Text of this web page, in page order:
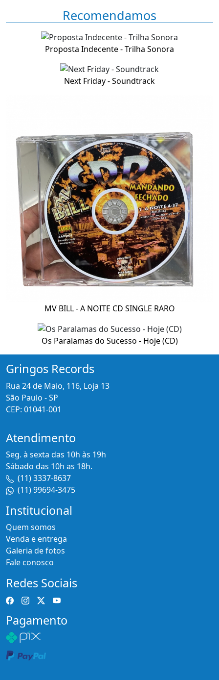
Recomendamos
Proposta Indecente - Trilha Sonora
Next Friday - Soundtrack
MV BILL - A NOITE CD SINGLE RARO
Os Paralamas do Sucesso - Hoje (CD)
Gringos Records
Rua 24 de Maio, 116, Loja 13
São Paulo - SP
CEP: 01041-001
Atendimento
Seg. à sexta das 10h às 19h
Sábado das 10h as 18h.
(11) 3337-8637
(11) 99694-3475
Institucional
Quem somos
Venda e entrega
Galeria de fotos
Fale conosco
Redes Sociais
Pagamento